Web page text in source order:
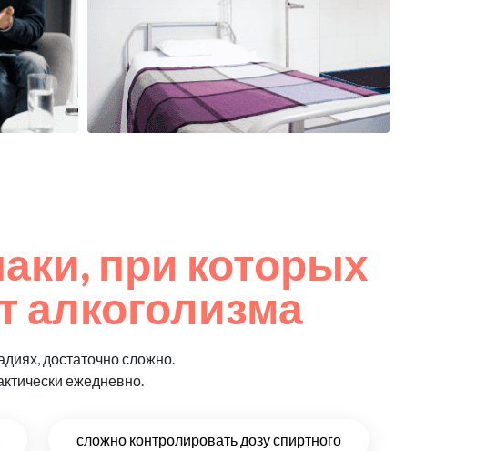
при которых
алкоголизма
достаточно сложно.
ежедневно.
сложно контролировать дозу спиртного